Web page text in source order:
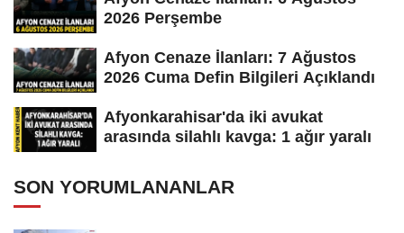
2026 Perşembe
Afyon Cenaze İlanları: 7 Ağustos
2026 Cuma Defin Bilgileri Açıklandı
Afyonkarahisar'da iki avukat
arasında silahlı kavga: 1 ağır yaralı
SON YORUMLANANLAR